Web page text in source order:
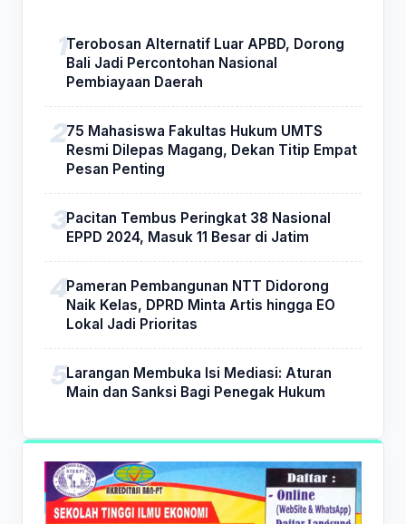
Terobosan Alternatif Luar APBD, Dorong
Bali Jadi Percontohan Nasional
Pembiayaan Daerah
75 Mahasiswa Fakultas Hukum UMTS
Resmi Dilepas Magang, Dekan Titip Empat
Pesan Penting
Pacitan Tembus Peringkat 38 Nasional
EPPD 2024, Masuk 11 Besar di Jatim
Pameran Pembangunan NTT Didorong
Naik Kelas, DPRD Minta Artis hingga EO
Lokal Jadi Prioritas
Larangan Membuka Isi Mediasi: Aturan
Main dan Sanksi Bagi Penegak Hukum